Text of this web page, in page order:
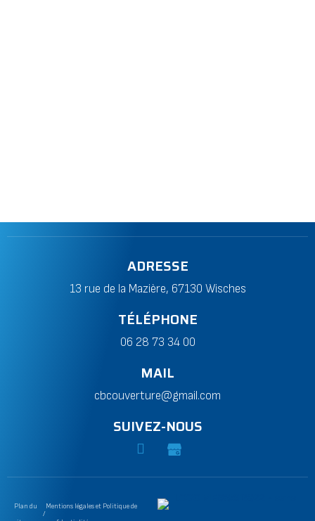
ADRESSE
13 rue de la Mazière, 67130 Wisches
TÉLÉPHONE
06 28 73 34 00
MAIL
cbcouverture@gmail.com
SUIVEZ-NOUS
Plan du
/
Mentions légales et Politique de